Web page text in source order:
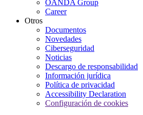
OANDA Group
Career
Otros
Documentos
Novedades
Ciberseguridad
Noticias
Descargo de responsabilidad
Información jurídica
Política de privacidad
Accessibility Declaration
Configuración de cookies